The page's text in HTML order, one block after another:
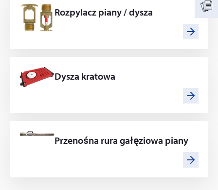
Rozpylacz piany / dysza
Dysza kratowa
Przenośna rura gałęziowa piany